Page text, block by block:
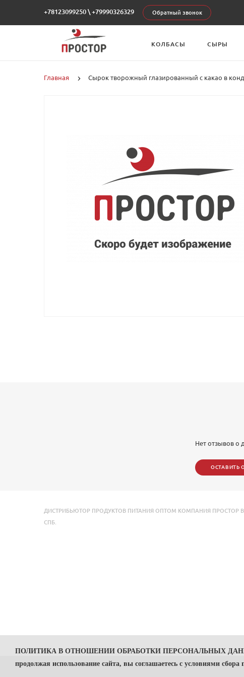
+78123099250 \ +79990326329 Обратный звонок
КОЛБАСЫ СЫРЫ
Главная Сырок творожный глазированный с какао в
Нет отзывов о
ОСТАВИТЬ
ДИСТРИБЬЮТОР ПРОДУКТОВ ПИТАНИЯ ОПТОМ КОМПАНИЯ ПРОСТОР
СПБ.
ПОЛИТИКА В ОТНОШЕНИИ ОБРАБОТКИ ПЕРСОНАЛЬНЫХ
продолжая использование сайта, вы соглашаетесь с условиями